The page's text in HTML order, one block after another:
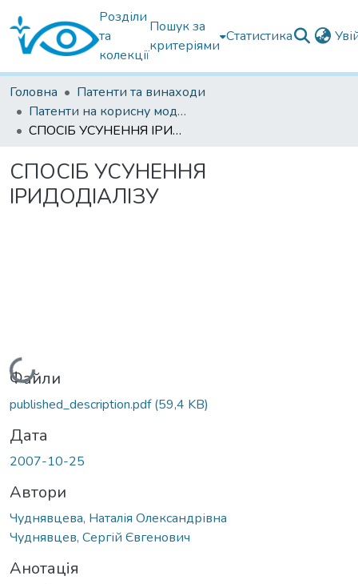
Розділи
та
колекції
Пошук за
критеріями
Статистика
Головна
Патенти та винаходи
Патенти на корисну модель
СПОСІБ УСУНЕННЯ ІРИДОДІАЛІЗУ
СПОСІБ УСУНЕННЯ
ІРИДОДІАЛІЗУ
Вантажиться...
Файли
published_description.pdf(59,4 KB)
Дата
2007-10-25
Автори
Чуднявцева, Наталія Олександрівна
Чуднявцев, Сергій Євгенович
Анотація